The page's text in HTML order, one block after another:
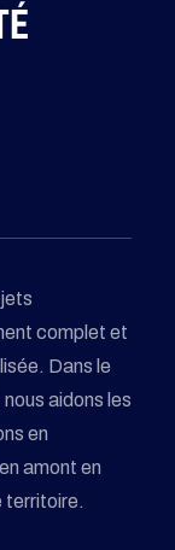
complet et
Dans le
aidons les
en
amont en
territoire.